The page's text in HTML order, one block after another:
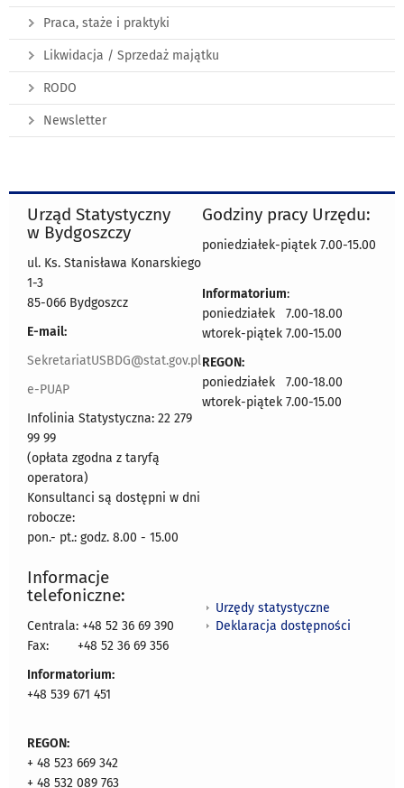
Praca, staże i praktyki
Likwidacja / Sprzedaż majątku
RODO
Newsletter
Urząd Statystyczny
w Bydgoszczy
ul. Ks. Stanisława Konarskiego
1-3
85-066 Bydgoszcz
E-mail:
SekretariatUSBDG@stat.gov.pl
e-PUAP
Infolinia Statystyczna: 22 279
99 99
(opłata zgodna z taryfą
operatora)
Konsultanci są dostępni w dni
robocze:
pon.- pt.: godz. 8.00 - 15.00
Godziny pracy Urzędu:
poniedziałek-piątek 7.00-15.00
Informatorium:
poniedziałek 7.00-18.00
wtorek-piątek 7.00-15.00
REGON:
poniedziałek 7.00-18.00
wtorek-piątek 7.00-15.00
Informacje
telefoniczne:
Centrala: +48 52 36 69 390
Fax:
+48 52 36 69 356
Informatorium:
+48 539 671 451
REGON:
+ 48 523 669 342
+ 48 532 089 763
Urzędy statystyczne
Deklaracja dostępności